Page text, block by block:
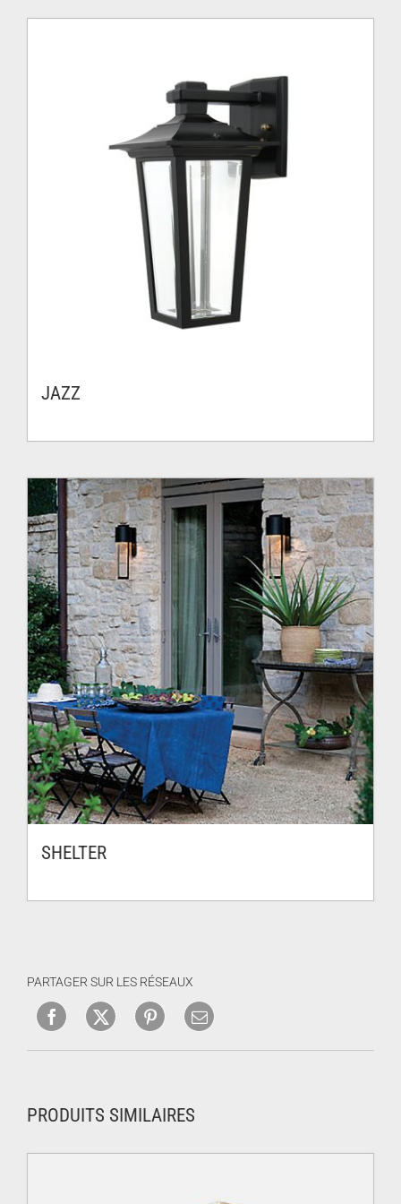
JAZZ
SHELTER
PARTAGER SUR LES RÉSEAUX
PRODUITS SIMILAIRES